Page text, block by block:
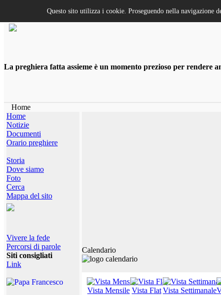
La preghiera fatta assieme è un momento prezioso per rendere
Home
Home
Notizie
Documenti
Orario preghiere
Storia
Dove siamo
Foto
Cerca
Mappa del sito
Vivere la fede
Percorsi di parole
Siti consigliati
Link
Calendario
Vista Mensile Vista FlatVista Settimanale
Questo sito utilizza i cookie. Proseguendo nella navigazione